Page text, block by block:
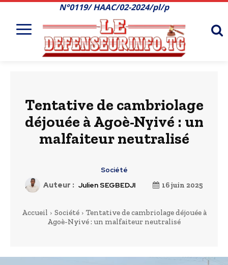
N°0119/ HAAC/02-2024/pl/p
Tentative de cambriolage
déjouée à Agoè-Nyivé : un
malfaiteur neutralisé
Société
Auteur : Julien SEGBEDJI 16 juin 2025
Accueil Société
Tentative de cambriolage déjouée à
Agoè-Nyivé : un malfaiteur neutralisé